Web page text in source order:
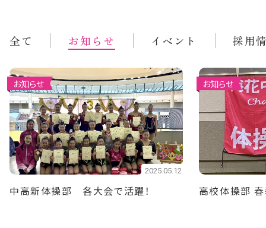
全て お知らせ イベント 採用
お知らせ
2025.05.12
中高新体操部 各大会で活躍！
お知らせ
高校体操部